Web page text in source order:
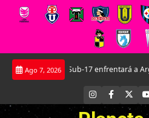
Saltar
Ago 7, 2026
Roja Femenina Sub-17 enfrentará a
INSTAGRAM